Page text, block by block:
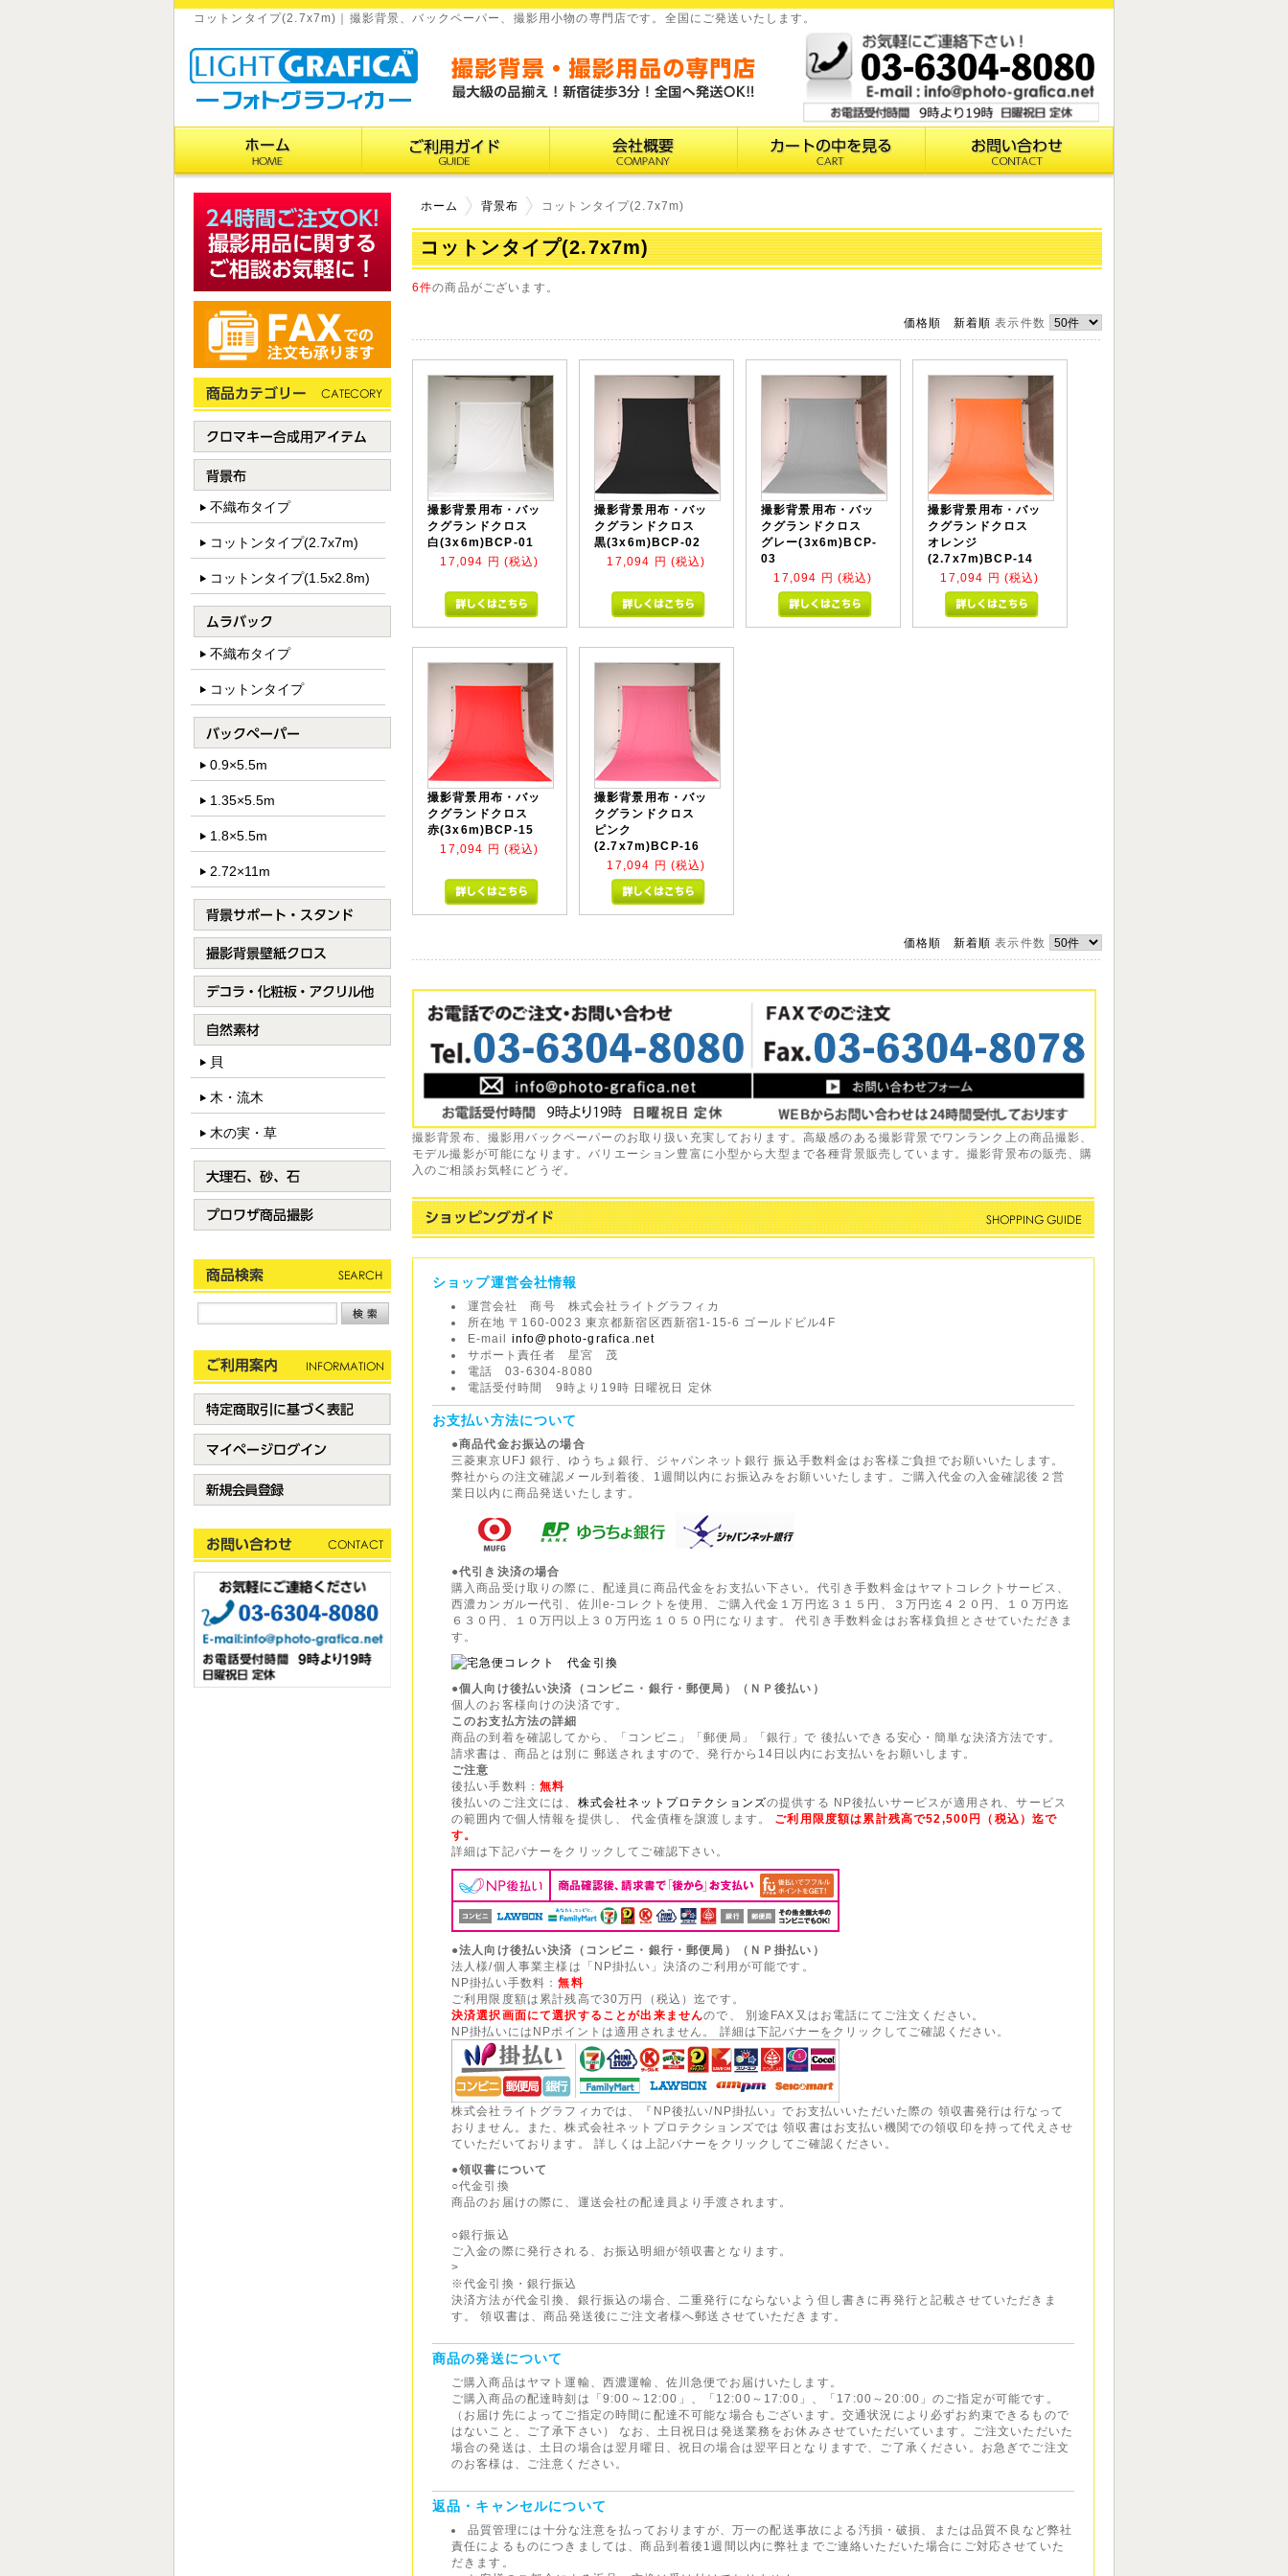
コットンタイプ(2.7x7m)｜撮影背景、バックペーパー、撮影用小物の専門店です。全国にご発送いたします。
不織布タイプ
コットンタイプ(2.7x7m)
コットンタイプ(1.5x2.8m)
不織布タイプ
コットンタイプ
0.9×5.5m
1.35×5.5m
1.8×5.5m
2.72×11m
貝
木・流木
木の実・草
ホーム 背景布 コットンタイプ(2.7x7m)
コットンタイプ(2.7x7m)
6件の商品がございます。
価格順 新着順 表示件数
撮影背景用布・バッ
クグランドクロス
白(3x6m)BCP-01
17,094 円 (税込)
撮影背景用布・バッ
クグランドクロス
黒(3x6m)BCP-02
17,094 円 (税込)
撮影背景用布・バッ
クグランドクロス
グレー(3x6m)BCP-
03
17,094 円 (税込)
撮影背景用布・バッ
クグランドクロス
オレンジ
(2.7x7m)BCP-14
17,094 円 (税込)
撮影背景用布・バッ
クグランドクロス
赤(3x6m)BCP-15
17,094 円 (税込)
撮影背景用布・バッ
クグランドクロス
ピンク
(2.7x7m)BCP-16
17,094 円 (税込)
価格順 新着順 表示件数
撮影背景布、撮影用バックペーパーのお取り扱い充実しております。高級感のある撮影背景でワンランク上の商品撮影、
モデル撮影が可能になります。バリエーション豊富に小型から大型まで各種背景販売しています。撮影背景布の販売、購
入のご相談お気軽にどうぞ。
ショップ運営会社情報
運営会社 商号 株式会社ライトグラフィカ
所在地 〒160-0023 東京都新宿区西新宿1-15-6 ゴールドビル4F
E-mail info@photo-grafica.net
サポート責任者 星宮 茂
電話 03-6304-8080
電話受付時間 9時より19時 日曜祝日 定休
お支払い方法について
●商品代金お振込の場合
三菱東京UFJ 銀行、ゆうちょ銀行、ジャパンネット銀行 振込手数料金はお客様ご負担でお願いいたします。
弊社からの注文確認メール到着後、1週間以内にお振込みをお願いいたします。ご購入代金の入金確認後２営
業日以内に商品発送いたします。
●代引き決済の場合
購入商品受け取りの際に、配達員に商品代金をお支払い下さい。代引き手数料金はヤマトコレクトサービス、
西濃カンガルー代引、佐川e-コレクトを使用、ご購入代金１万円迄３１５円、３万円迄４２０円、１０万円迄
６３０円、１０万円以上３０万円迄１０５０円になります。 代引き手数料金はお客様負担とさせていただきま
す。
●個人向け後払い決済（コンビニ・銀行・郵便局）（ＮＰ後払い）
個人のお客様向けの決済です。
このお支払方法の詳細
商品の到着を確認してから、「コンビニ」「郵便局」「銀行」で 後払いできる安心・簡単な決済方法です。
請求書は、商品とは別に 郵送されますので、発行から14日以内にお支払いをお願いします。
ご注意
後払い手数料：無料
後払いのご注文には、 株式会社ネットプロテクションズの提供する NP後払いサービスが適用され、サービス
の範囲内で個人情報を提供し、 代金債権を譲渡します。 ご利用限度額は累計残高で52,500円（税込）迄で
す。
詳細は下記バナーをクリックしてご確認下さい。
●法人向け後払い決済（コンビニ・銀行・郵便局）（ＮＰ掛払い）
法人様/個人事業主様は「NP掛払い」決済のご利用が可能です。
NP掛払い手数料：無料
ご利用限度額は累計残高で30万円（税込）迄です。
決済選択画面にて選択することが出来ませんので、 別途FAX又はお電話にてご注文ください。
NP掛払いにはNPポイントは適用されません。 詳細は下記バナーをクリックしてご確認ください。
株式会社ライトグラフィカでは、『NP後払い/NP掛払い』でお支払いいただいた際の 領収書発行は行なって
おりません。また、株式会社ネットプロテクションズでは 領収書はお支払い機関での領収印を持って代えさせ
ていただいております。 詳しくは上記バナーをクリックしてご確認ください。
●領収書について
○代金引換
商品のお届けの際に、運送会社の配達員より手渡されます。
○銀行振込
ご入金の際に発行される、お振込明細が領収書となります。
>
※代金引換・銀行振込
決済方法が代金引換、銀行振込の場合、二重発行にならないよう但し書きに再発行と記載させていただきま
す。 領収書は、商品発送後にご注文者様へ郵送させていただきます。
商品の発送について
ご購入商品はヤマト運輸、西濃運輸、佐川急便でお届けいたします。
ご購入商品の配達時刻は「9:00～12:00」、「12:00～17:00」、「17:00～20:00」のご指定が可能です。
（お届け先によってご指定の時間に配達不可能な場合もございます。交通状況により必ずお約束できるもので
はないこと、ご了承下さい） なお、土日祝日は発送業務をお休みさせていただいています。ご注文いただいた
場合の発送は、土日の場合は翌月曜日、祝日の場合は翌平日となりますで、ご了承ください。お急ぎでご注文
のお客様は、ご注意ください。
返品・キャンセルについて
品質管理には十分な注意を払っておりますが、万一の配送事故による汚損・破損、または品質不良など弊社
責任によるものにつきましては、商品到着後1週間以内に弊社までご連絡いただいた場合にご対応させていた
だきます。